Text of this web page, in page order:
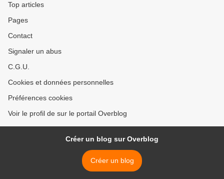
Top articles
Pages
Contact
Signaler un abus
C.G.U.
Cookies et données personnelles
Préférences cookies
Voir le profil de sur le portail Overblog
Créer un blog sur Overblog
Créer un blog